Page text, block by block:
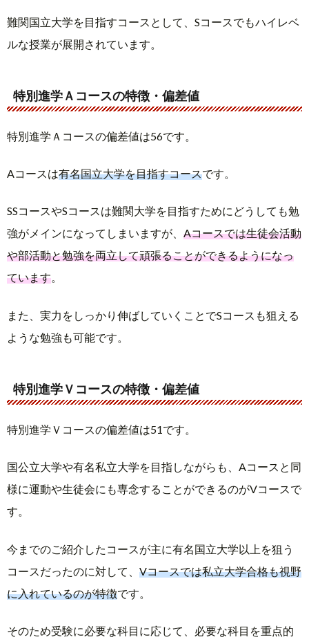
難関国立大学を目指すコースとして、Sコースでもハイレベ
ルな授業が展開されています。
特別進学Ａコースの特徴・偏差値
特別進学Ａコースの偏差値は56です。
Aコースは有名国立大学を目指すコースです。
SSコースやSコースは難関大学を目指すためにどうしても勉
強がメインになってしまいますが、 Aコースでは生徒会活動
や部活動と勉強を両立して頑張ることができるようになっ
ています。
また、実力をしっかり伸ばしていくことでSコースも狙える
ような勉強も可能です。
特別進学Ｖコースの特徴・偏差値
特別進学Ｖコースの偏差値は51です。
国公立大学や有名私立大学を目指しながらも、Aコースと同
様に運動や生徒会にも専念することができるのがVコースで
す。
今までのご紹介したコースが主に有名国立大学以上を狙う
コースだったのに対して、 Vコースでは私立大学合格も視野
に入れているのが特徴です。
そのため受験に必要な科目に応じて、必要な科目を重点的